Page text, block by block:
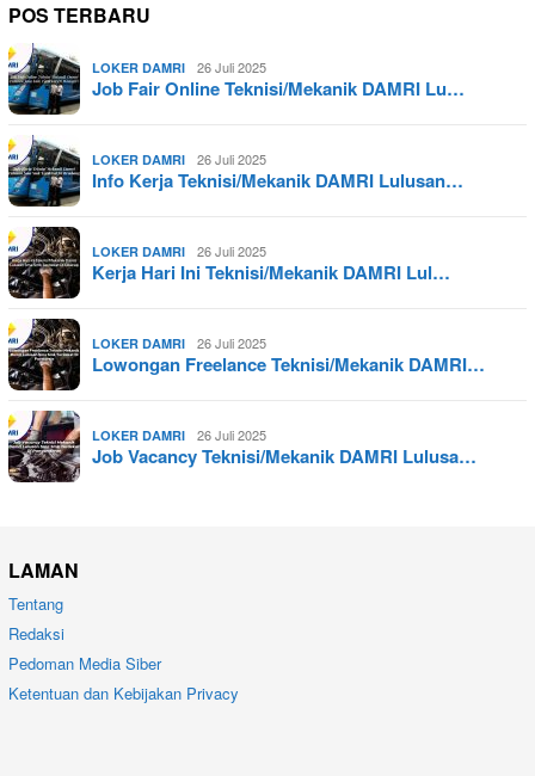
POS TERBARU
LOKER DAMRI 26 Juli 2025
Job Fair Online Teknisi/Mekanik DAMRI Lu…
LOKER DAMRI 26 Juli 2025
Info Kerja Teknisi/Mekanik DAMRI Lulusan…
LOKER DAMRI 26 Juli 2025
Kerja Hari Ini Teknisi/Mekanik DAMRI Lul…
LOKER DAMRI 26 Juli 2025
Lowongan Freelance Teknisi/Mekanik DAMRI…
LOKER DAMRI 26 Juli 2025
Job Vacancy Teknisi/Mekanik DAMRI Lulusa…
LAMAN
Tentang
Redaksi
Pedoman Media Siber
Ketentuan dan Kebijakan Privacy